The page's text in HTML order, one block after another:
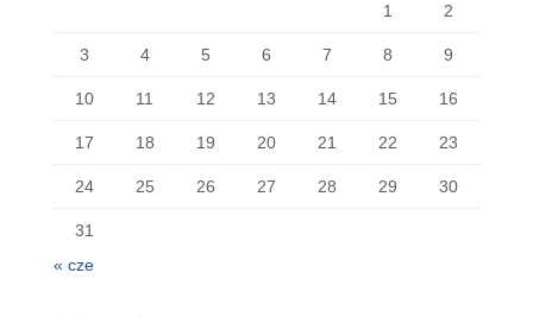
1 2
3 4 5 6 7 8 9
10 11 12 13 14 15 16
17 18 19 20 21 22 23
24 25 26 27 28 29 30
31
« cze